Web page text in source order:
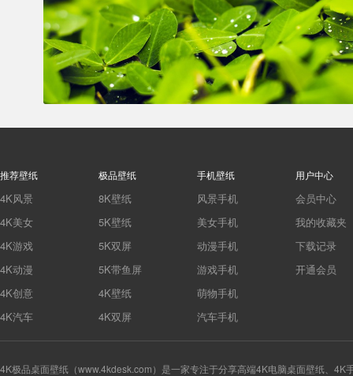
推荐壁纸
4K风景
4K美女
4K游戏
4K动漫
4K创意
4K汽车
极品壁纸
8K壁纸
5K壁纸
5K双屏
5K带鱼屏
4K壁纸
4K双屏
手机壁纸
风景手机
美女手机
动漫手机
游戏手机
萌物手机
汽车手机
用户中心
会员中心
我的收藏夹
下载记录
开通会员
4K极品桌面壁纸（www.4kdesk.com）是一家专注于分享高端4K电脑桌面壁纸、4K